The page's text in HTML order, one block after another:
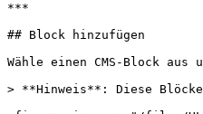
***
## Block hinzufügen
Wähle einen CMS-Block
> **Hinweis**: Diese